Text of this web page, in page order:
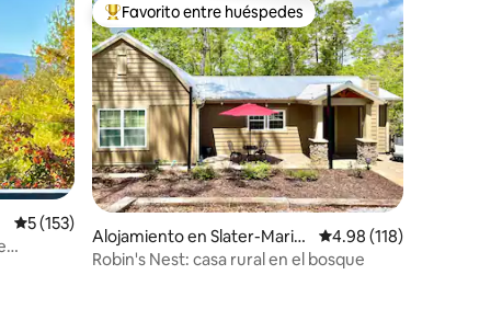
Calificación promedio: 5 de 5, 153 reseñas
5 (153)
Favorito entre huéspedes preferido
Favorito entre huéspedes
Alojamiento en Slater-Mariet
ta
Calificación promedio:
4.98 (118)
Robin's Nest: casa rural en el bosque